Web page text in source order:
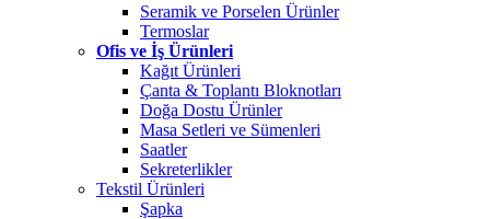
Seramik ve Porselen Ürünler
Termoslar
Ofis ve İş Ürünleri
Kağıt Ürünleri
Çanta & Toplantı Bloknotları
Doğa Dostu Ürünler
Masa Setleri ve Sümenleri
Saatler
Sekreterlikler
Tekstil Ürünleri
Şapka